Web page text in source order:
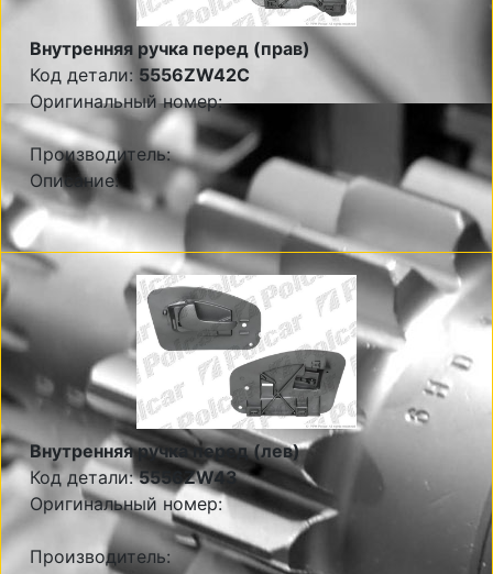
Внутренняя ручка перед (прав)
Код детали: 5556ZW42C
Оригинальный номер:
Производитель:
Описание:
Внутренняя ручка перед (лев)
Код детали:5556ZW43
Оригинальный номер:
Производитель: